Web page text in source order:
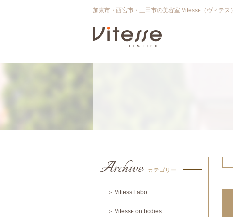
加東市・西宮市・三田市の美容室 Vitesse（ヴィテス）
Archive カテゴリー
＞ Vittess Labo
＞ Vitesse on bodies